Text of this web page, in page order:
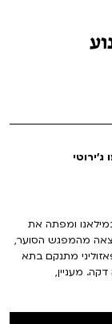
בורגני במילאנו ומפתה את
מהמפגש הסוער,
מתנקם בתא
מעניין,